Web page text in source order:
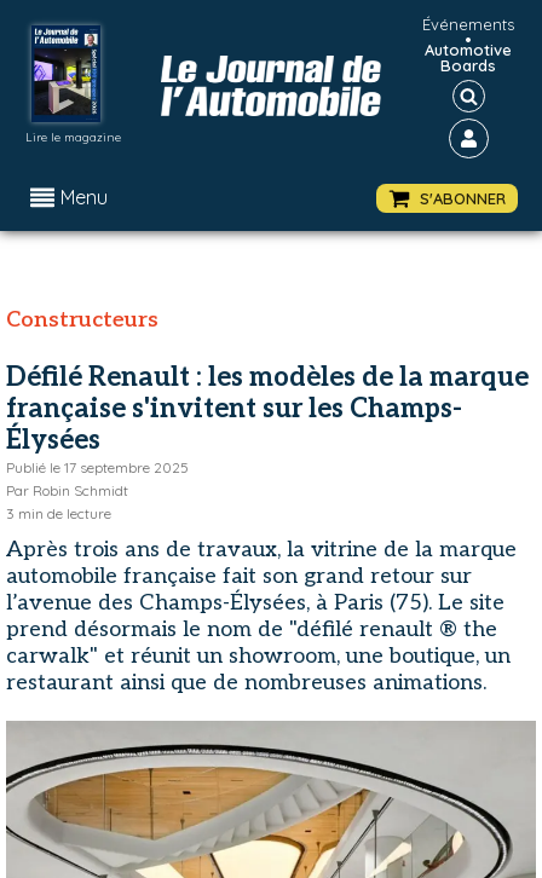
Lire le magazine
Événements
•
Automotive
Boards
Menu S'ABONNER
Constructeurs
Défilé Renault : les modèles de la marque
française s'invitent sur les Champs-
Élysées
Publié le 17 septembre 2025
Par Robin Schmidt
3 min de lecture
Après trois ans de travaux, la vitrine de la marque
automobile française fait son grand retour sur
l’avenue des Champs-Élysées, à Paris (75). Le site
prend désormais le nom de "défilé renault ® the
carwalk" et réunit un showroom, une boutique, un
restaurant ainsi que de nombreuses animations.